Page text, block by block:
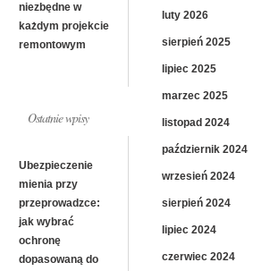
niezbędne w
każdym projekcie
remontowym
Ostatnie wpisy
Ubezpieczenie
mienia przy
przeprowadzce:
jak wybrać
ochronę
dopasowaną do
luty 2026
sierpień 2025
lipiec 2025
marzec 2025
listopad 2024
październik 2024
wrzesień 2024
sierpień 2024
lipiec 2024
czerwiec 2024